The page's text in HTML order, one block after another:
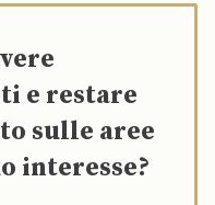
e restare
sulle aree
interesse?